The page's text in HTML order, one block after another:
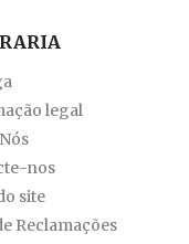
legal
nos
site
Reclamações